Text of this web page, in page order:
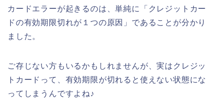
カードエラーが起きるのは、単純に「クレジットカー
ドの有効期限切れが１つの原因」であることが分かり
ました。
ご存じない方もいるかもしれませんが、実はクレジッ
トカードって、有効期限が切れると使えない状態にな
ってしまうんですよね♪